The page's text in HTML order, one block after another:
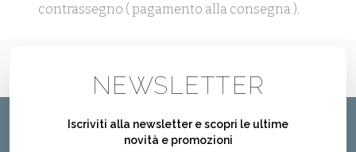
contrassegno ( pagamento alla consegna ).
NEWSLETTER
Iscriviti alla newsletter e scopri le ultime
novità e promozioni